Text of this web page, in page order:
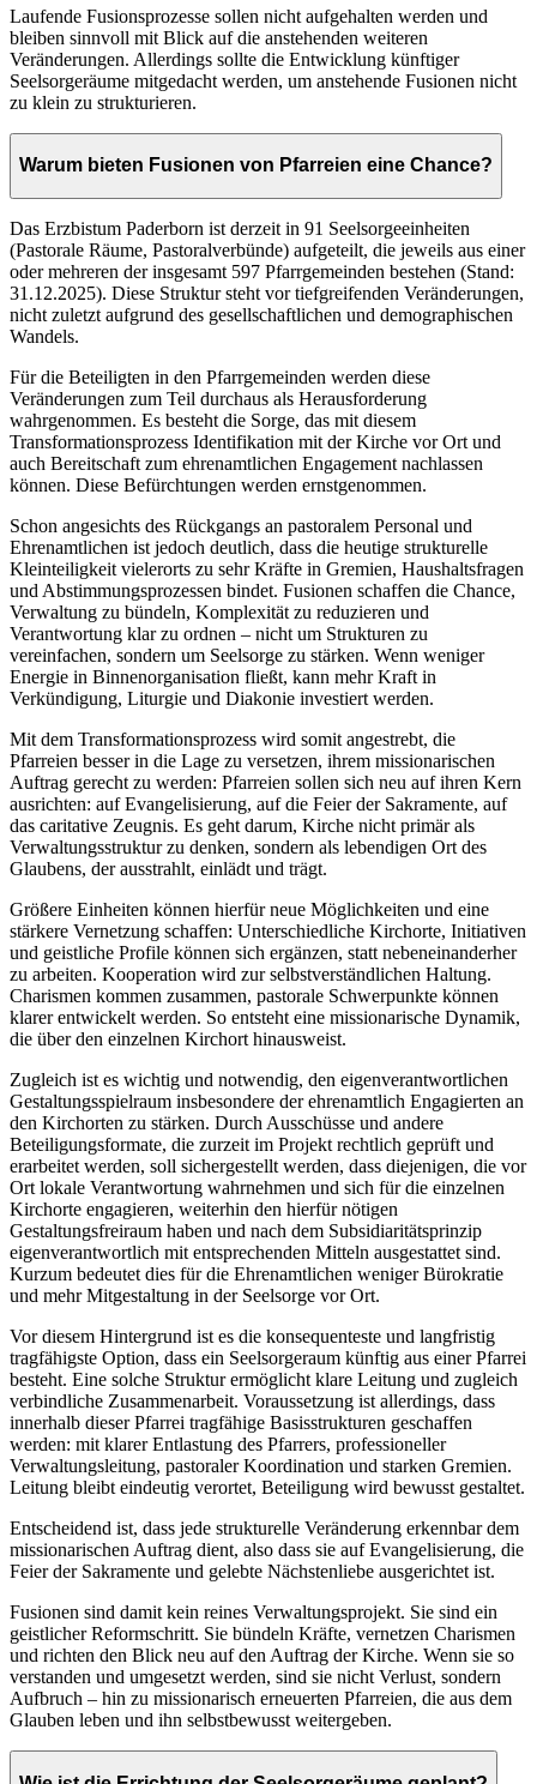
Laufende Fusionsprozesse sollen nicht aufgehalten werden und
bleiben sinnvoll mit Blick auf die anstehenden weiteren
Veränderungen. Allerdings sollte die Entwicklung künftiger
Seelsorgeräume mitgedacht werden, um anstehende Fusionen nicht
zu klein zu strukturieren.
Warum bieten Fusionen von Pfarreien eine Chance?
Das Erzbistum Paderborn ist derzeit in 91 Seelsorgeeinheiten
(Pastorale Räume, Pastoralverbünde) aufgeteilt, die jeweils aus einer
oder mehreren der insgesamt 597 Pfarrgemeinden bestehen (Stand:
31.12.2025). Diese Struktur steht vor tiefgreifenden Veränderungen,
nicht zuletzt aufgrund des gesellschaftlichen und demographischen
Wandels.
Für die Beteiligten in den Pfarrgemeinden werden diese
Veränderungen zum Teil durchaus als Herausforderung
wahrgenommen. Es besteht die Sorge, das mit diesem
Transformationsprozess Identifikation mit der Kirche vor Ort und
auch Bereitschaft zum ehrenamtlichen Engagement nachlassen
können. Diese Befürchtungen werden ernstgenommen.
Schon angesichts des Rückgangs an pastoralem Personal und
Ehrenamtlichen ist jedoch deutlich, dass die heutige strukturelle
Kleinteiligkeit vielerorts zu sehr Kräfte in Gremien, Haushaltsfragen
und Abstimmungsprozessen bindet. Fusionen schaffen die Chance,
Verwaltung zu bündeln, Komplexität zu reduzieren und
Verantwortung klar zu ordnen – nicht um Strukturen zu
vereinfachen, sondern um Seelsorge zu stärken. Wenn weniger
Energie in Binnenorganisation fließt, kann mehr Kraft in
Verkündigung, Liturgie und Diakonie investiert werden.
Mit dem Transformationsprozess wird somit angestrebt, die
Pfarreien besser in die Lage zu versetzen, ihrem missionarischen
Auftrag gerecht zu werden: Pfarreien sollen sich neu auf ihren Kern
ausrichten: auf Evangelisierung, auf die Feier der Sakramente, auf
das caritative Zeugnis. Es geht darum, Kirche nicht primär als
Verwaltungsstruktur zu denken, sondern als lebendigen Ort des
Glaubens, der ausstrahlt, einlädt und trägt.
Größere Einheiten können hierfür neue Möglichkeiten und eine
stärkere Vernetzung schaffen: Unterschiedliche Kirchorte, Initiativen
und geistliche Profile können sich ergänzen, statt nebeneinanderher
zu arbeiten. Kooperation wird zur selbstverständlichen Haltung.
Charismen kommen zusammen, pastorale Schwerpunkte können
klarer entwickelt werden. So entsteht eine missionarische Dynamik,
die über den einzelnen Kirchort hinausweist.
Zugleich ist es wichtig und notwendig, den eigenverantwortlichen
Gestaltungsspielraum insbesondere der ehrenamtlich Engagierten an
den Kirchorten zu stärken. Durch Ausschüsse und andere
Beteiligungsformate, die zurzeit im Projekt rechtlich geprüft und
erarbeitet werden, soll sichergestellt werden, dass diejenigen, die vor
Ort lokale Verantwortung wahrnehmen und sich für die einzelnen
Kirchorte engagieren, weiterhin den hierfür nötigen
Gestaltungsfreiraum haben und nach dem Subsidiaritätsprinzip
eigenverantwortlich mit entsprechenden Mitteln ausgestattet sind.
Kurzum bedeutet dies für die Ehrenamtlichen weniger Bürokratie
und mehr Mitgestaltung in der Seelsorge vor Ort.
Vor diesem Hintergrund ist es die konsequenteste und langfristig
tragfähigste Option, dass ein Seelsorgeraum künftig aus einer Pfarrei
besteht. Eine solche Struktur ermöglicht klare Leitung und zugleich
verbindliche Zusammenarbeit. Voraussetzung ist allerdings, dass
innerhalb dieser Pfarrei tragfähige Basisstrukturen geschaffen
werden: mit klarer Entlastung des Pfarrers, professioneller
Verwaltungsleitung, pastoraler Koordination und starken Gremien.
Leitung bleibt eindeutig verortet, Beteiligung wird bewusst gestaltet.
Entscheidend ist, dass jede strukturelle Veränderung erkennbar dem
missionarischen Auftrag dient, also dass sie auf Evangelisierung, die
Feier der Sakramente und gelebte Nächstenliebe ausgerichtet ist.
Fusionen sind damit kein reines Verwaltungsprojekt. Sie sind ein
geistlicher Reformschritt. Sie bündeln Kräfte, vernetzen Charismen
und richten den Blick neu auf den Auftrag der Kirche. Wenn sie so
verstanden und umgesetzt werden, sind sie nicht Verlust, sondern
Aufbruch – hin zu missionarisch erneuerten Pfarreien, die aus dem
Glauben leben und ihn selbstbewusst weitergeben.